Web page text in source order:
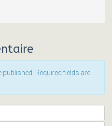
Required fields are